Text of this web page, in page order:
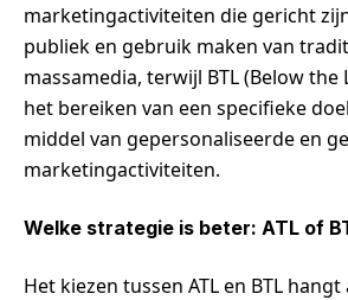
marketingactiviteiten die gericht
publiek en gebruik maken van
massamedia, terwijl BTL (Below the
het bereiken van een specifieke
middel van gepersonaliseerde en
marketingactiviteiten.
Welke strategie is beter: ATL of
Het kiezen tussen ATL en BTL hangt